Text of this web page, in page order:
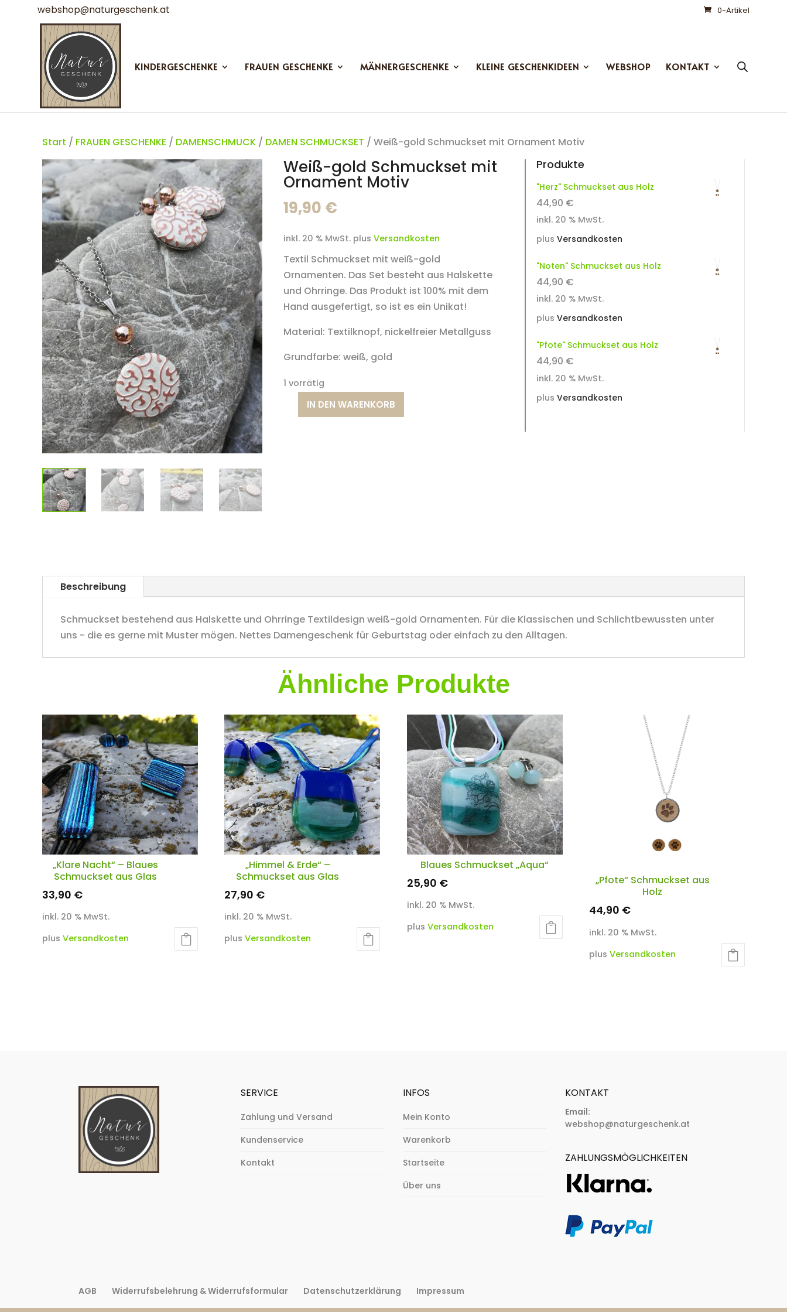
webshop@naturgeschenk.at 0-Artikel
KINDERGESCHENKE FRAUEN GESCHENKE MÄNNERGESCHENKE KLEINE GESCHENKIDEEN WEBSHOP KONTAKT
Start / FRAUEN GESCHENKE / DAMENSCHMUCK / DAMEN SCHMUCKSET / Weiß-gold Schmuckset mit Ornament Motiv
Weiß-gold Schmuckset mit
Ornament Motiv
19,90 €
inkl. 20 % MwSt. plus Versandkosten
Textil Schmuckset mit weiß-gold
Ornamenten. Das Set besteht aus Halskette
und Ohrringe. Das Produkt ist 100% mit dem
Hand ausgefertigt, so ist es ein Unikat!
Material: Textilknopf, nickelfreier Metallguss
Grundfarbe: weiß, gold
1 vorrätig
Weiß-
IN DEN WARENKORB
Produkte
"Herz" Schmuckset aus Holz
44,90 €
inkl. 20 % MwSt.
plus Versandkosten
"Noten" Schmuckset aus Holz
44,90 €
inkl. 20 % MwSt.
plus Versandkosten
"Pfote" Schmuckset aus Holz
44,90 €
inkl. 20 % MwSt.
plus Versandkosten
Beschreibung
Schmuckset bestehend aus Halskette und Ohrringe Textildesign weiß-gold Ornamenten. Für die Klassischen und Schlichtbewussten unter
uns - die es gerne mit Muster mögen. Nettes Damengeschenk für Geburtstag oder einfach zu den Alltagen.
Ähnliche Produkte
„Klare Nacht“ – Blaues
Schmuckset aus Glas
33,90 €
inkl. 20 % MwSt.
plus Versandkosten
„Himmel & Erde“ –
Schmuckset aus Glas
27,90 €
inkl. 20 % MwSt.
plusVersandkosten
Blaues Schmuckset „Aqua“
25,90 €
inkl. 20 % MwSt.
plus Versandkosten
„Pfote“ Schmuckset aus
Holz
44,90 €
inkl. 20 % MwSt.
plusVersandkosten
SERVICE
Zahlung und Versand
Kundenservice
Kontakt
INFOS
Mein Konto
Warenkorb
Startseite
Über uns
KONTAKT
Email:
webshop@naturgeschenk.at
ZAHLUNGSMÖGLICHKEITEN
AGB Widerrufsbelehrung & Widerrufsformular Datenschutzerklärung Impressum